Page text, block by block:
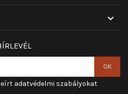

adatvédelmi szabályokat